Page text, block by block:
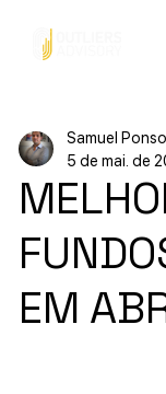
EM
Samuel
5 de mai. de